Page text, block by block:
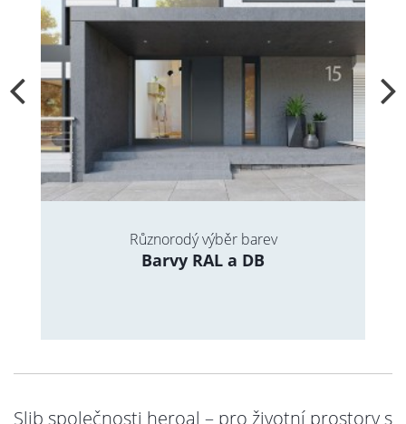
Různorodý výběr barev
Barvy RAL a DB
Slib společnosti heroal – pro životní prostory s